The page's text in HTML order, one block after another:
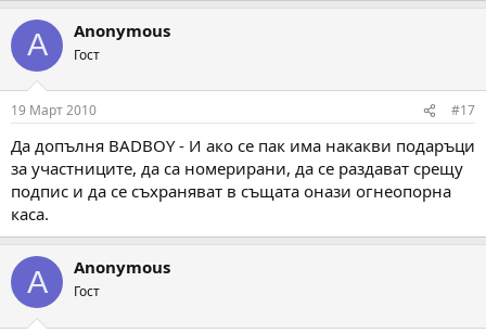
A Anonymous
Гост
19 Март 2010 #17
Да допълня BADBOY - И ако се пак има накакви подаръци
за участниците, да са номерирани, да се раздават срещу
подпис и да се съхраняват в същата онази огнеопорна
каса.
A Anonymous
Гост